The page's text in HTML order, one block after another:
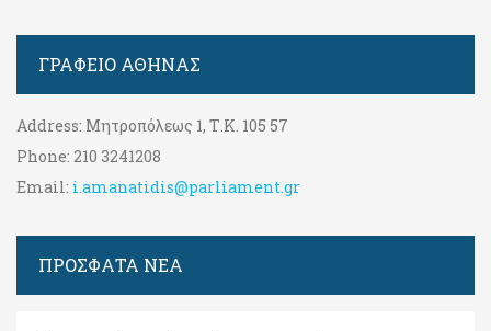
ΓΡΑΦΕΊΟ ΑΘΉΝΑΣ
Address: Μητροπόλεως 1, Τ.Κ. 105 57
Phone: 210 3241208
Email: i.amanatidis@parliament.gr
ΠΡΟΣΦΑΤΑ ΝΕΑ